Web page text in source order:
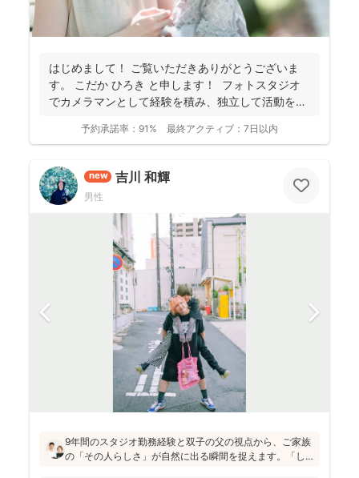
はじめまして！ ご覧いただきありがとうございま
す。 こだか ひろき と申します！ フォトスタジオ
でカメラマンとして経験を積み、独立して活動を始
予約承諾率： 91% 最終アクティブ： 7日以内
new 吉川 和輝
男性
9年間のスタジオ勤務経験と双子の父の視点から、ご家族
の「その人らしさ」が自然に出る瞬間を捉えます。「し